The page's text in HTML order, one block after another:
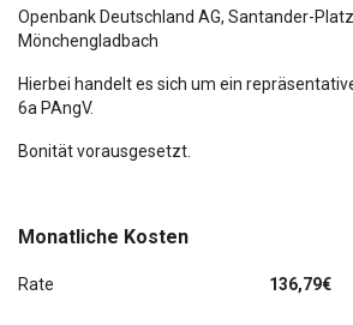
Schmutzfänger vorn und hinten
Seitenwind-Assistent
Stoßfänger teillackiert
Monatliche Kosten
Rate 136,79€
Openbank Deutschland AG, Santander-Platz
Mönchengladbach
Hierbei handelt es sich um ein
6a PAngV.
Bonität vorausgesetzt.